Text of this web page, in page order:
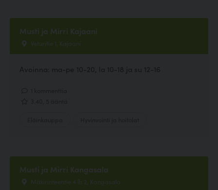
Musti ja Mirri Kajaani
Veturitie 1, Kajaani
Avoinna: ma-pe 10-20, la 10-18 ja su 12-16
Musti ja Mirri Kangasala
Mäkirinteentie 4 lh 2, Kangasala